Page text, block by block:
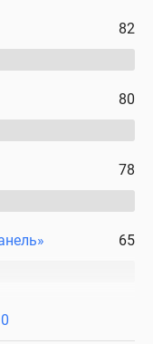
82
80
78
65